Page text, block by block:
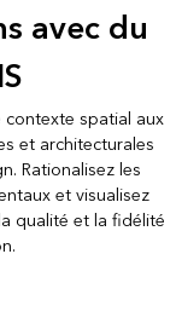
avec du
spatial aux
et architecturales
Rationalisez les
et visualisez
qualité et la fidélité